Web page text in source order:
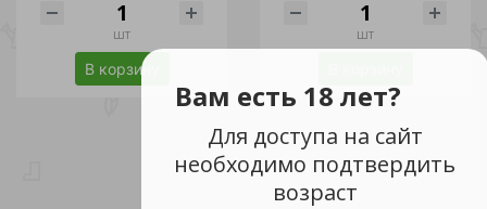
Вам есть 18 лет?
Для доступа на сайт
необходимо подтвердить
возраст
шт
В корзину
шт